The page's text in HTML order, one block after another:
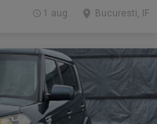
Bucuresti, IF
1 aug.